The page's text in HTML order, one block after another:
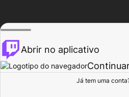
Procurar
Abrir no aplicativo
Já tem uma